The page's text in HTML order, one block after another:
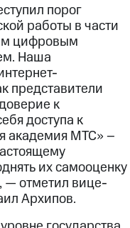
порог
работы в части
цифровым
Наша
представители
к
доступа к
академия МТС» –
их самооценку
— отметил вице-
Архипов.